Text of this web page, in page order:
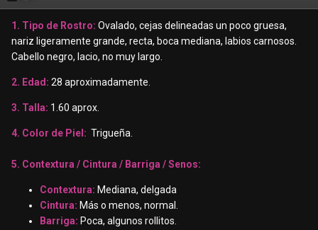
1. Tipo de Rostro: Ovalado, cejas delineadas un poco gruesa,
nariz ligeramente grande, recta, boca mediana, labios carnosos.
Cabello negro, lacio, no muy largo.
2. Edad: 28 aproximadamente.
3. Talla: 1.60 aprox.
4. Color de Piel: Trigueña.
5. Contextura / Cintura / Barriga / Senos:
Contextura: Mediana, delgada
Cintura: Más o menos, normal.
Barriga: Poca, algunos rollitos.